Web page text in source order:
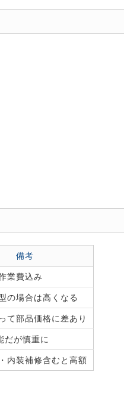
備考
業費込み
の場合は高くなる
て部品価格に差あり
だが慎重に
内装補修含むと高額